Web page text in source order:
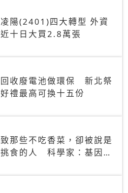
凌陽(2401)四大轉型 外資
近十日大買2.8萬張
回收廢電池做環保 新北祭
好禮最高可換十五份
致那些不吃香菜，卻被說是
挑食的人 科學家：基因決